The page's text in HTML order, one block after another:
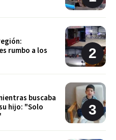
rumbo a los
buscaba
hijo: "Solo